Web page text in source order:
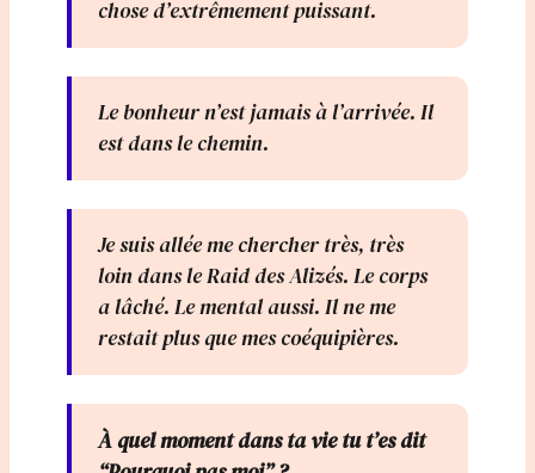
chose d’extrêmement puissant.
Le bonheur n’est jamais à l’arrivée. Il
est dans le chemin.
Je suis allée me chercher très, très
loin dans le Raid des Alizés. Le corps
a lâché. Le mental aussi. Il ne me
restait plus que mes coéquipières.
À quel moment dans ta vie tu t’es dit